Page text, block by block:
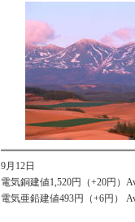
9月12日
電気銅建値1,520円（+20円）
電気亜鉛建値493円（+6円）